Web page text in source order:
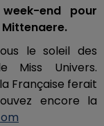
end pour
Mittenaere.
le soleil des
Miss Univers.
Française ferait
encore la